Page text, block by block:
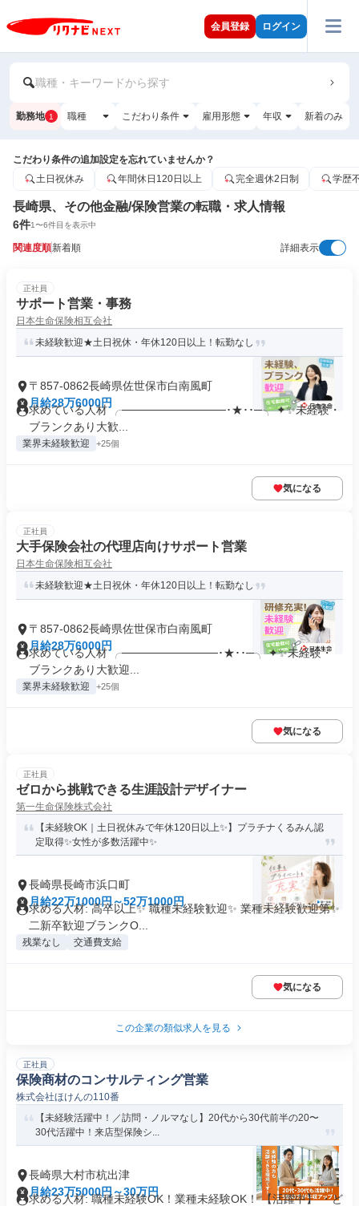
会員登録 ログイン
職種・キーワードから探す
勤務地 1 職種 こだわり条件 雇用形態 年収 新着のみ
こだわり条件の追加設定を忘れていませんか？
土日祝休み
年間休日120日以上 完全週休2日制 学歴
長崎県、その他金融/保険営業の転職・求人情報
6件1〜6件目を表示中
関連度順新着順 詳細表示
正社員
サポート営業・事務
日本生命保険相互会社
未経験歓迎★土日祝休・年休120日以上！転勤なし
〒857-0862長崎県佐世保市白南風町
月給28万6000円
求めている人材 ╭─────────────･★･･─╮ ✦✨未経験・
ブランクあり大歓...
業界未経験歓迎 +25個
気になる
正社員
大手保険会社の代理店向けサポート営業
日本生命保険相互会社
未経験歓迎★土日祝休・年休120日以上！転勤なし
〒857-0862長崎県佐世保市白南風町
月給28万6000円
求めている人材 ╭────────────･★･･─╮ ✦✨未経験・
ブランクあり大歓迎...
業界未経験歓迎 +25個
気になる
正社員
ゼロから挑戦できる生涯設計デザイナー
第一生命保険株式会社
【未経験OK｜土日祝休みで年休120日以上✨】プラチナくるみん認
定取得✨女性が多数活躍中✨
長崎県長崎市浜口町
月給22万1000円～52万1000円
求める人材: 高卒以上✨ 職種未経験歓迎✨ 業種未経験歓迎第✨
二新卒歓迎ブランクO...
残業なし 交通費支給
気になる
この企業の類似求人を見る
正社員
保険商材のコンサルティング営業
株式会社ほけんの110番
【未経験活躍中！／訪問・ノルマなし】20代から30代前半の20〜
30代活躍中！来店型保険シ...
長崎県大村市杭出津
月給23万5000円～30万円
求める人材: 職種未経験OK！業種未経験OK！ 【活躍中】 ・ど